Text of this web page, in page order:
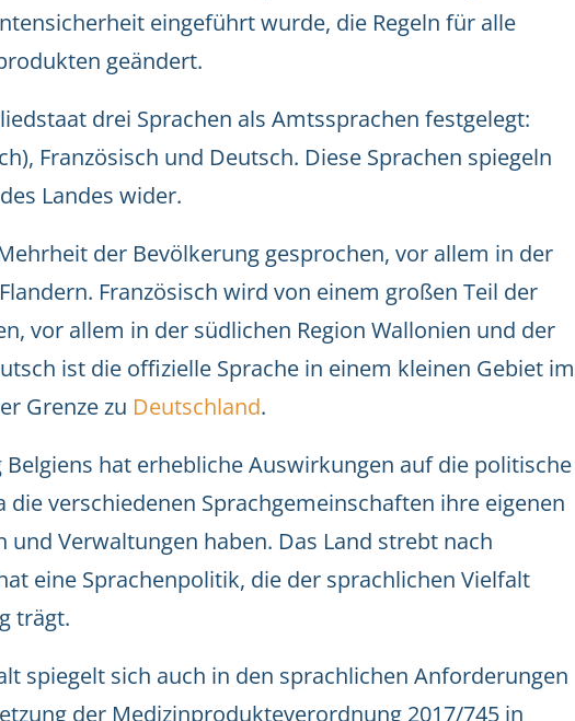
eingeführt wurde, die Regeln für alle
geändert.
drei Sprachen als Amtssprachen festgelegt:
Französisch und Deutsch. Diese Sprachen spiegeln
Landes wider.
der Bevölkerung gesprochen, vor allem in der
Französisch wird von einem großen Teil der
vor allem in der südlichen Region Wallonien und der
ist die offizielle Sprache in einem kleinen Gebiet im
Grenze zu Deutschland.
Belgiens hat erhebliche Auswirkungen auf die politische
die verschiedenen Sprachgemeinschaften ihre eigenen
und Verwaltungen haben. Das Land strebt nach
eine Sprachenpolitik, die der sprachlichen Vielfalt
trägt.
spiegelt sich auch in den sprachlichen Anforderungen
der Medizinprodukteverordnung 2017/745 in